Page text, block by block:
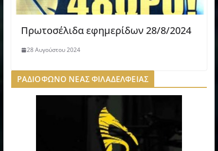
Πρωτοσέλιδα εφημερίδων 28/8/2024
28 Αυγούστου 2024
ΡΑΔΙΟΦΩΝΟ ΝΕΑΣ ΦΙΛΑΔΕΛΦΕΙΑΣ